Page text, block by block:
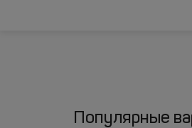
Популярные